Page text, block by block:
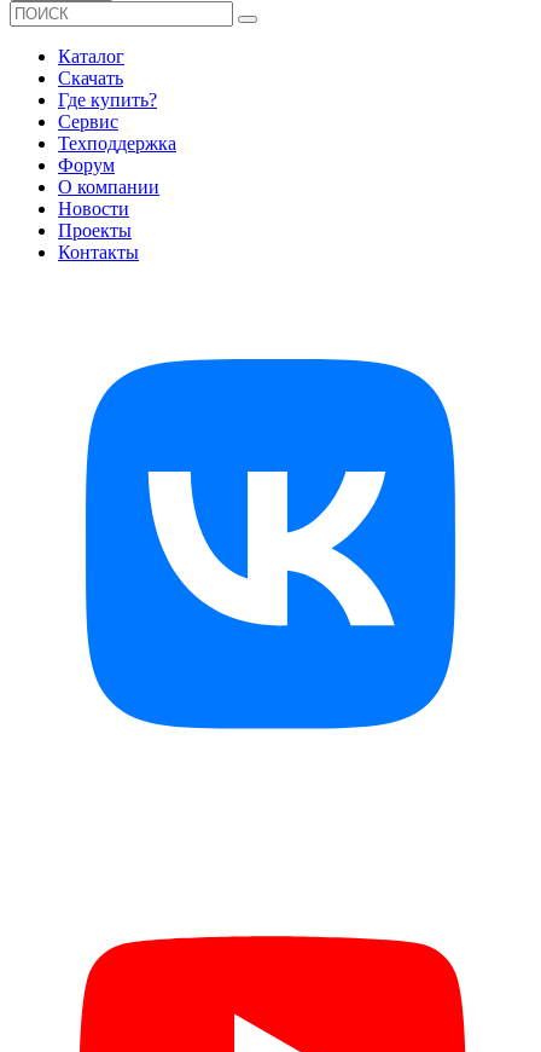
Каталог
Скачать
Где купить?
Сервис
Техподдержка
Форум
О компании
Новости
Проекты
Контакты